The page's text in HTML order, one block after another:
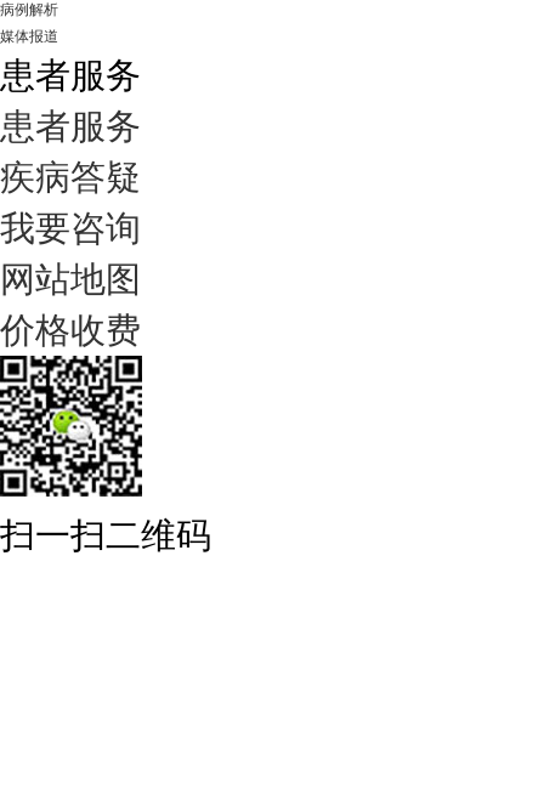
病例解析
媒体报道
患者服务
患者服务
疾病答疑
我要咨询
网站地图
价格收费
扫一扫二维码